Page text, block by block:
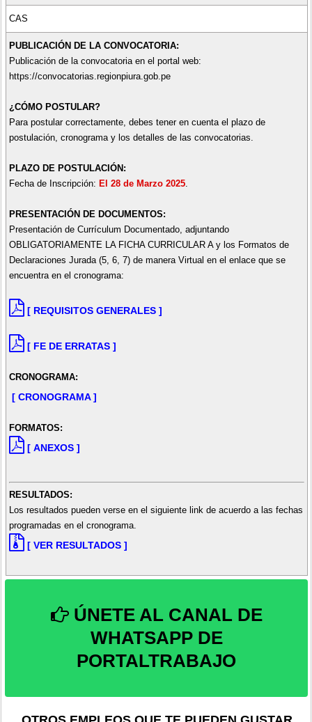
CAS
PUBLICACIÓN DE LA CONVOCATORIA:
Publicación de la convocatoria en el portal web:
https://convocatorias.regionpiura.gob.pe
¿CÓMO POSTULAR?
Para postular correctamente, debes tener en cuenta el plazo de
postulación, cronograma y los detalles de las convocatorias.
PLAZO DE POSTULACIÓN:
Fecha de Inscripción: El 28 de Marzo 2025.
PRESENTACIÓN DE DOCUMENTOS:
Presentación de Currículum Documentado, adjuntando
OBLIGATORIAMENTE LA FICHA CURRICULAR A y los Formatos de
Declaraciones Jurada (5, 6, 7) de manera Virtual en el enlace que se
encuentra en el cronograma:
[ REQUISITOS GENERALES ]
[ FE DE ERRATAS ]
CRONOGRAMA:
[ CRONOGRAMA ]
FORMATOS:
[ ANEXOS ]
RESULTADOS:
Los resultados pueden verse en el siguiente link de acuerdo a las fechas
programadas en el cronograma.
[ VER RESULTADOS ]
ÚNETE AL CANAL DE
WHATSAPP DE
PORTALTRABAJO